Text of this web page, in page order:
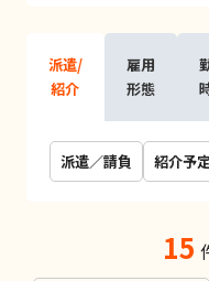
派遣/
紹介
雇用
形態
派遣／請負 紹介予
15